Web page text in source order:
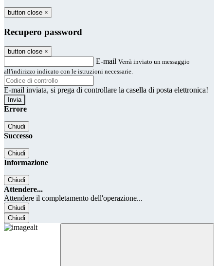
button close ×
Recupero password
button close ×
E-mail Verrà inviato un messaggio
all'indirizzo indicato con le istruzioni necessarie.
E-mail inviata, si prega di controllare la casella di posta elettronica!
Errore
Chiudi
Successo
Chiudi
Informazione
Chiudi
Attendere...
Attendere il completamento dell'operazione...
Chiudi
Chiudi